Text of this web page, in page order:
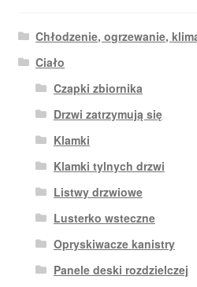
Chłodzenie, ogrzewanie,
Ciało
Czapki zbiornika
Drzwi zatrzymują się
Klamki
Klamki tylnych drzwi
Listwy drzwiowe
Lusterko wsteczne
Opryskiwacze kanistry
Panele deski rozdzielczej